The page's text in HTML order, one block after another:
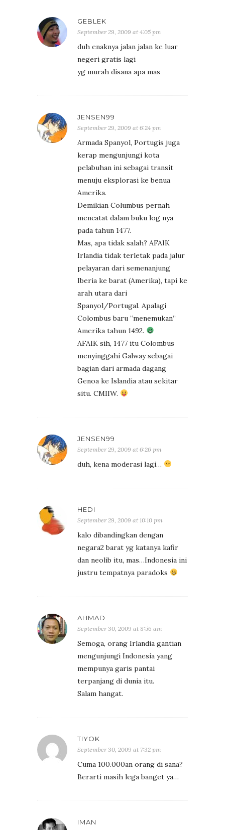
GEBLEK
September 29, 2009 at 4:05 pm
duh enaknya jalan jalan ke luar
negeri gratis lagi
yg murah disana apa mas
JENSEN99
September 29, 2009 at 6:24 pm
Armada Spanyol, Portugis juga
kerap mengunjungi kota
pelabuhan ini sebagai transit
menuju eksplorasi ke benua
Amerika.
Demikian Columbus pernah
mencatat dalam buku log nya
pada tahun 1477.
Mas, apa tidak salah? AFAIK
Irlandia tidak terletak pada jalur
pelayaran dari semenanjung
Iberia ke barat (Amerika), tapi ke
arah utara dari
Spanyol/Portugal. Apalagi
Colombus baru “menemukan”
Amerika tahun 1492.
AFAIK sih, 1477 itu Colombus
menyinggahi Galway sebagai
bagian dari armada dagang
Genoa ke Islandia atau sekitar
situ. CMIIW.
JENSEN99
September 29, 2009 at 6:26 pm
duh, kena moderasi lagi…
HEDI
September 29, 2009 at 10:10 pm
kalo dibandingkan dengan
negara2 barat yg katanya kafir
dan neolib itu, mas…Indonesia ini
justru tempatnya paradoks
AHMAD
September 30, 2009 at 8:56 am
Semoga, orang Irlandia gantian
mengunjungi Indonesia yang
mempunya garis pantai
terpanjang di dunia itu.
Salam hangat.
TIYOK
September 30, 2009 at 7:32 pm
Cuma 100.000an orang di sana?
Berarti masih lega banget ya…
IMAN